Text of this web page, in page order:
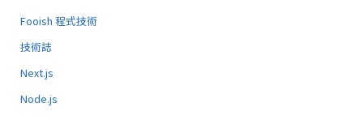
Fooish 程式技術
技術誌
Next.js
Node.js